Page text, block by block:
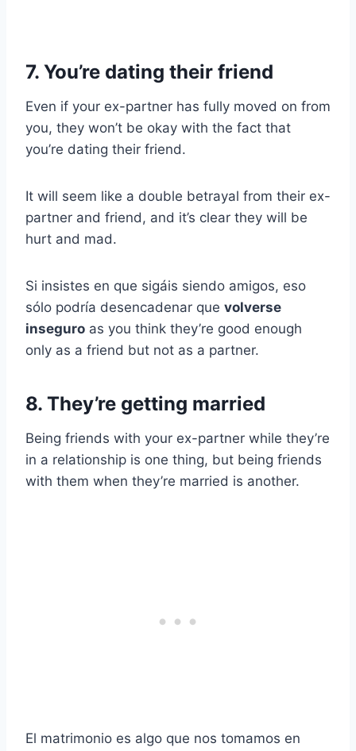
7. You’re dating their friend
Even if your ex-partner has fully moved on from
you, they won’t be okay with the fact that
you’re dating their friend.
It will seem like a double betrayal from their ex-
partner and friend, and it’s clear they will be
hurt and mad.
Si insistes en que sigáis siendo amigos, eso
sólo podría desencadenar que volverse
inseguro as you think they’re good enough
only as a friend but not as a partner.
8. They’re getting married
Being friends with your ex-partner while they’re
in a relationship is one thing, but being friends
with them when they’re married is another.
El matrimonio es algo que nos tomamos en